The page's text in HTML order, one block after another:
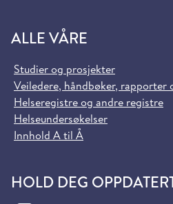
ALLE VÅRE
Studier og prosjekter
Veiledere, håndbøker,
Helseregistre og andre registre
Helseundersøkelser
Innhold A til Å
HOLD DEG